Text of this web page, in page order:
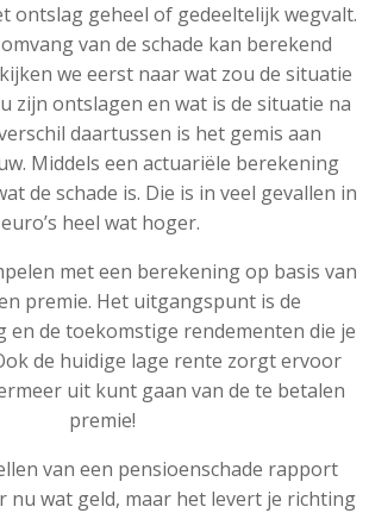
ontslag geheel of gedeeltelijk wegvalt.
van de schade kan berekend
we eerst naar wat zou de situatie
zijn ontslagen en wat is de situatie na
daartussen is het gemis aan
Middels een actuariële berekening
de schade is. Die is in veel gevallen in
euro’s heel wat hoger.
met een berekening op basis van
premie. Het uitgangspunt is de
en de toekomstige rendementen die je
de huidige lage rente zorgt ervoor
uit kunt gaan van de te betalen
premie!
van een pensioenschade rapport
nu wat geld, maar het levert je richting